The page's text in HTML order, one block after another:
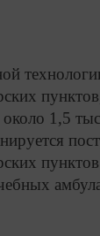
около 1,5